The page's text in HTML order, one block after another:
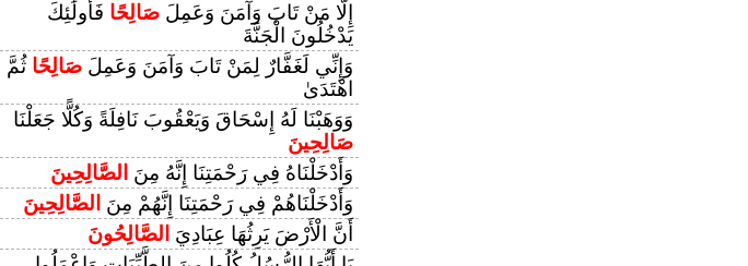
إِلَّا مَنْ تَابَ وَآمَنَ وَعَمِلَ صَالِحًا فَأُولَٰئِكَ
يَدْخُلُونَ الْجَنَّةَ
وَإِنِّي لَغَفَّارٌ لِمَنْ تَابَ وَآمَنَ وَعَمِلَ صَالِحًا ثُمَّ
اهْتَدَىٰ
وَوَهَبْنَا لَهُ إِسْحَاقَ وَيَعْقُوبَ نَافِلَةً وَكُلًّا جَعَلْنَا
صَالِحِينَ
وَأَدْخَلْنَاهُ فِي رَحْمَتِنَا إِنَّهُ مِنَ الصَّالِحِينَ
وَأَدْخَلْنَاهُمْ فِي رَحْمَتِنَا إِنَّهُمْ مِنَ الصَّالِحِينَ
أَنَّ الْأَرْضَ يَرِثُهَا عِبَادِيَ الصَّالِحُونَ